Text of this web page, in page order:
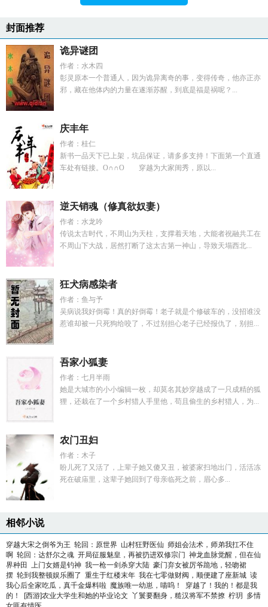
封面推荐
诡异谜团
作者：水木四
彰灵原本一个普通人，因为诡异离奇的事，变得传奇，他亦正亦
邪，藏在他体内的力量在遂渐苏醒，到底是福是祸呢？...
庆丰年
作者：桂仁
新书一品天下已上架，坑品保证，请多多支持！下面第一个直通
车处有链接。O∩∩O 穿越为大家闺秀，原以...
逆天销魂（修真欲奴妻）
作者：水龙吟
传说太古时代，不周山为天柱，支撑着天地，大能者祝融共工在
不周山下大战，居然打断了这太古第一神山，导致天塌西北...
狂犬病感染者
作者：鱼与予
吴病说我好倒霉！真的好倒霉！老子就是个修破车的，没招谁没
惹谁却被一只死狗给咬了，不过别担心老子已经报仇了，别担...
吾家小狐妻
作者：七月半雨
她是大城市的小小编辑一枚，却莫名其妙穿越成了一只成精的狐
狸，还栽在了一个乡村猎人手里他，苟且偷生的乡村猎人，为...
农门丑妇
作者：木子
盼儿死了又活了，上辈子她又傻又丑，被婆家扫地出门，活活冻
死在破庙里，这辈子她回到了母亲临死之前，眉心多...
相邻小说
穿越大宋之倒爷为王 轮回：原世界 山村狂野医仙 师姐会法术，师弟我扛不住
啊 轮回：达舒尔之魂 开局征服魅皇，再被扔进双修宗门 神龙血脉觉醒，但在仙
界种田 上门女婿是钓神 我一枪一剑杀穿大陆 豪门弃女被厉爷跪地，轻吻裙
摆 轮到我整顿娱乐圈了 重生于红楼末年 我在七零做财阀，顺便建了座新城 读
我心后全家吃瓜，真千金爆料啦 魔族唯一幼崽，喵呜！
穿越了！我的！都是我
的！
[西游]农业大学生和她的毕业论文 丫鬟要翻身，糙汉将军不禁撩 柠玥
多情